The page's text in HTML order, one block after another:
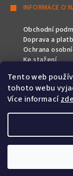
Tento web
tohoto webu
Více informacízde
INFORMACE O
Obchodní
Doprava a
Ochrana
Ke stažení
SLEDUJTE NÁS